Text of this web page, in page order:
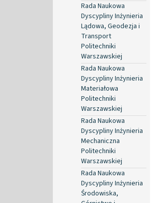
Rada Naukowa
Dyscypliny Inżynieria
Lądowa, Geodezja i
Transport
Politechniki
Warszawskiej
Rada Naukowa
Dyscypliny Inżynieria
Materiałowa
Politechniki
Warszawskiej
Rada Naukowa
Dyscypliny Inżynieria
Mechaniczna
Politechniki
Warszawskiej
Rada Naukowa
Dyscypliny Inżynieria
Środowiska,